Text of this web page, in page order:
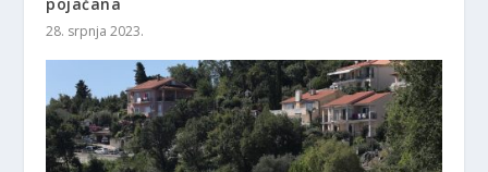
pojačana
28. srpnja 2023.